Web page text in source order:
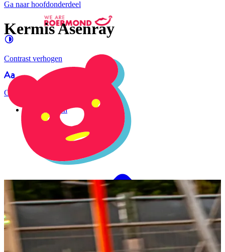
Ga naar hoofdonderdeel
Contrast verhogen
Groter
Evenementen
Kermis Asenray